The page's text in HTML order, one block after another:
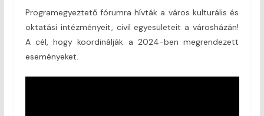
Programegyeztető fórumra hívták a város kulturális és
oktatási intézményeit, civil egyesületeit a városházán!
A cél, hogy koordinálják a 2024-ben megrendezett
eseményeket.